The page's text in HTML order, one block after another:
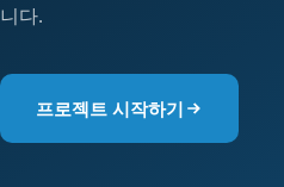
니다.
프로젝트 시작하기